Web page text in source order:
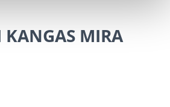
MIRA